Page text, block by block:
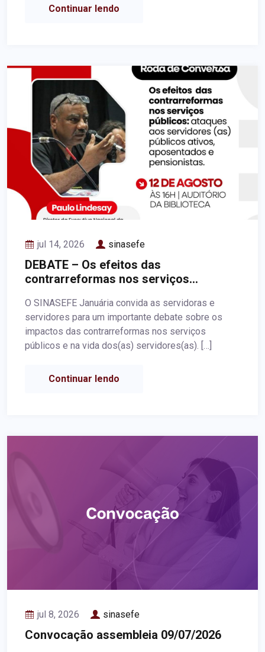
Continuar lendo
jul 14, 2026 sinasefe
DEBATE – Os efeitos das
contrarreformas nos serviços
públicos ativos, aposentados e
pensionistas
O SINASEFE Januária convida as servidoras e
servidores para um importante debate sobre os
impactos das contrarreformas nos serviços
públicos e na vida dos(as) servidores(as). […]
Continuar lendo
jul 8, 2026 sinasefe
Convocação assembleia 09/07/2026